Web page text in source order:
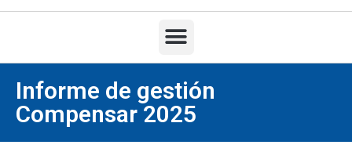
Informe de gestión
Compensar 2025